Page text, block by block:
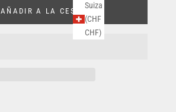
Suiza
(CHF
CHF)
AÑADIR A LA CESTA